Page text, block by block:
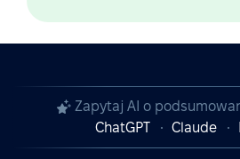
Zapytaj AI o
ChatGPT
Claude